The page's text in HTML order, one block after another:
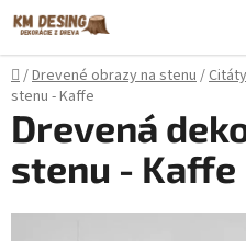
Prejsť
na
obsah
Domov
/Drevené obrazy na stenu/
stenu - Kaffe
Drevená
stenu - Kaffe